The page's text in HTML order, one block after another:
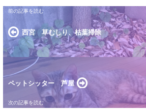
西宮 草むしり、枯葉掃除
ペットシッター 芦屋